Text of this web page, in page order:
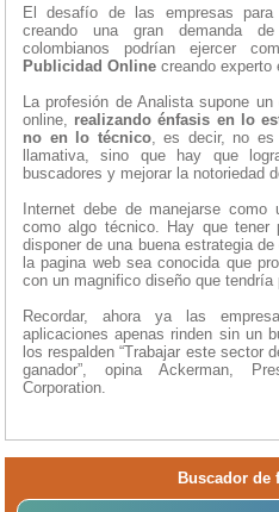
El desafío de las empresas
creando una gran demanda
colombianos podrían ejercer
Publicidad Online creando experto
La profesión de Analista supone
online, realizando énfasis en lo
no en lo técnico, es decir, no es
llamativa, sino que hay que
buscadores y mejorar la notoriedad
Internet debe de manejarse
como algo técnico. Hay que tener
disponer de una buena estrategia
la pagina web sea conocida que
con un magnifico diseño que tendría
Recordar, ahora ya las
aplicaciones apenas rinden sin un
los respalden “Trabajar este sector
ganador”, opina Ackerman,
Corporation.
Buscador de